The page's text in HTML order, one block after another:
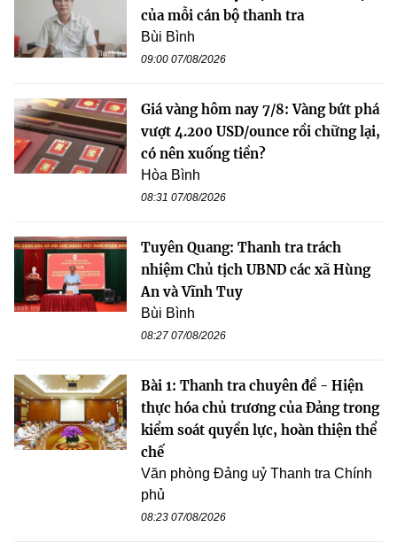
của mỗi cán bộ thanh tra
Bùi Bình
09:00 07/08/2026
Giá vàng hôm nay 7/8: Vàng bứt phá
vượt 4.200 USD/ounce rồi chững lại,
có nên xuống tiền?
Hòa Bình
08:31 07/08/2026
Tuyên Quang: Thanh tra trách
nhiệm Chủ tịch UBND các xã Hùng
An và Vĩnh Tuy
Bùi Bình
08:27 07/08/2026
Bài 1: Thanh tra chuyên đề - Hiện
thực hóa chủ trương của Đảng trong
kiểm soát quyền lực, hoàn thiện thể
chế
Văn phòng Đảng uỷ Thanh tra Chính
phủ
08:23 07/08/2026